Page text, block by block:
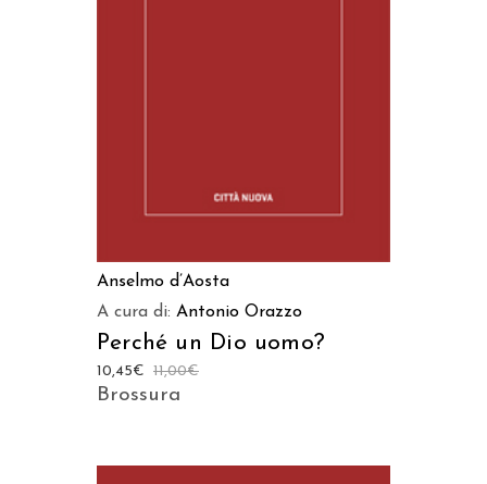
Anselmo d’Aosta
A cura di: Antonio Orazzo
Perché un Dio uomo?
11,00€
10,45€
Brossura